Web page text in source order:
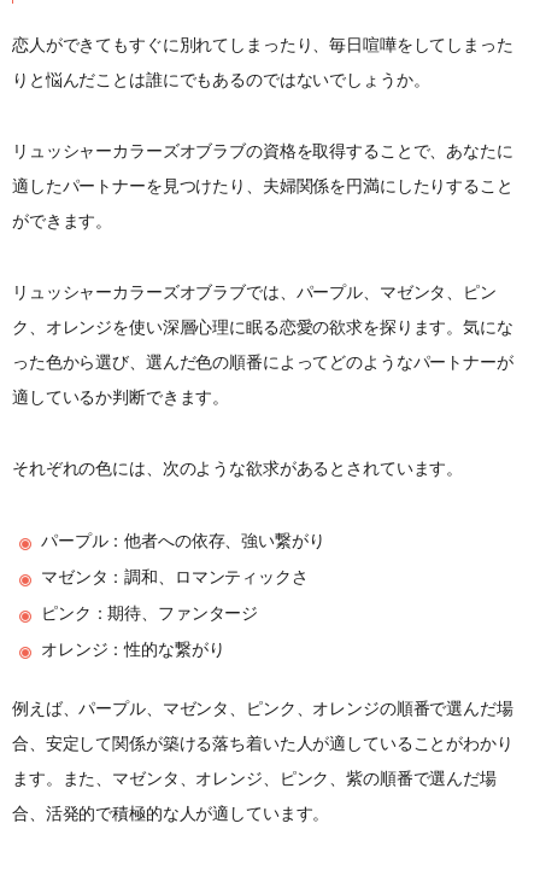
恋人ができてもすぐに別れてしまったり、毎日喧嘩をしてしまった
りと悩んだことは誰にでもあるのではないでしょうか。
リュッシャーカラーズオブラブの資格を取得することで、あなたに
適したパートナーを見つけたり、夫婦関係を円満にしたりすること
ができます。
リュッシャーカラーズオブラブでは、パープル、マゼンタ、ピン
ク、オレンジを使い深層心理に眠る恋愛の欲求を探ります。気にな
った色から選び、選んだ色の順番によってどのようなパートナーが
適しているか判断できます。
それぞれの色には、次のような欲求があるとされています。
パープル：他者への依存、強い繋がり
マゼンタ：調和、ロマンティックさ
ピンク：期待、ファンタージ
オレンジ：性的な繋がり
例えば、パープル、マゼンタ、ピンク、オレンジの順番で選んだ場
合、安定して関係が築ける落ち着いた人が適していることがわかり
ます。また、マゼンタ、オレンジ、ピンク、紫の順番で選んだ場
合、活発的で積極的な人が適しています。